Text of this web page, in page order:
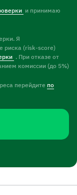
и принимаю
Я
риска (risk-score)
. При отказе от
комиссии (до 5%)
перейдите по